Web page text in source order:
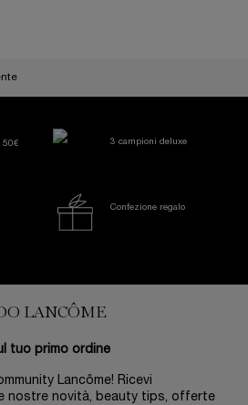
50€ 3 campioni deluxe
Confezione regalo
LANCÔME
tuo primo ordine
Lancôme! Ricevi
nostre novità, beauty tips, offerte